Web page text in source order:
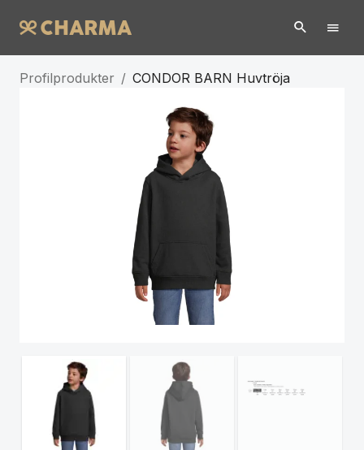
Profilprodukter / CONDOR BARN Huvtröja